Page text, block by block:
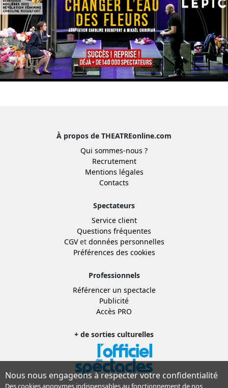
À propos de THEATREonline.com
Qui sommes-nous ?
Recrutement
Mentions légales
Contacts
Spectateurs
Service client
Questions fréquentes
CGVet données personnelles
Préférences des cookies
Professionnels
Référencer un spectacle
Publicité
Accès PRO
+ de sorties culturelles
Nous nous engageons à respecter votre confidentialité
Des cookies anonymes indispensables au fonctionnement de nos